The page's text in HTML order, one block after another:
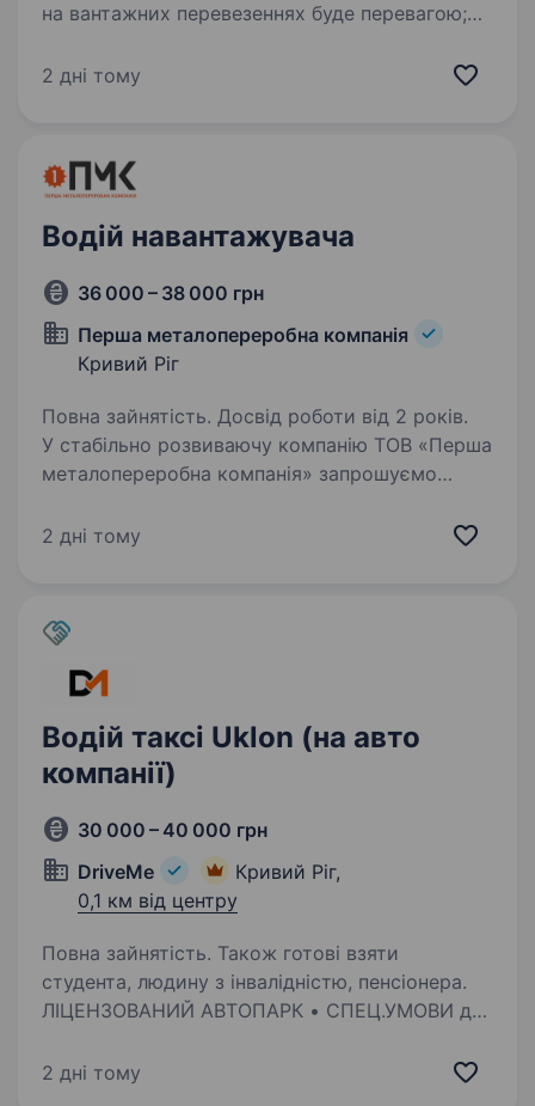
на вантажних перевезеннях буде перевагою;
та дисциплінованість; дбайливе ставлення
2 дні тому
Водій навантажувача
36 000 – 38 000 грн
Перша металопереробна компанія
Кривий Ріг
Повна зайнятість. Досвід роботи від 2 років.
У стабільно розвиваючу компанію ТОВ «Перша
металопереробна компанія» запрошуємо
навантажувача Адреса майданчика: м. Кривий
2 дні тому
Водій таксі Uklon (на авто
компанії)
30 000 – 40 000 грн
DriveMe
Кривий Ріг,
0,1 км від центру
Повна зайнятість. Також готові взяти
студента, людину з інвалідністю, пенсіонера.
ЛІЦЕНЗОВАНИЙ АВТОПАРК • СПЕЦ.УМОВИ для
• Підходить жінкам • Студентам • Військовим
2 дні тому